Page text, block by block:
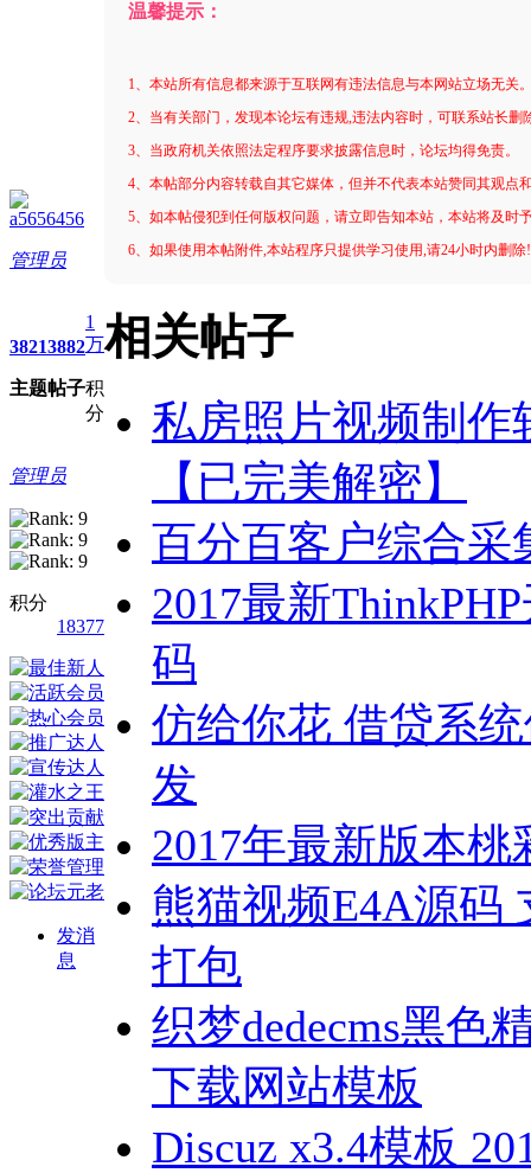
a5656456
管理员
3821
主题
3882
帖子
1
万
积
分
管理员
积分
18377
发消
息
温馨提示：
1、本站所有信息都来源于互联网有违法信息与本网站立场无关
2、当有关部门，发现本论坛有违规,违法内容时，可联系站长删
3、当政府机关依照法定程序要求披露信息时，论坛均得免责。
4、本帖部分内容转载自其它媒体，但并不代表本站赞同其观点
5、如本帖侵犯到任何版权问题，请立即告知本站，本站将及时
6、如果使用本帖附件,本站程序只提供学习使用,请24小时内删
相关帖子
私房照片视频制作
【已完美解密】
百分百客户综合采
2017最新
码
仿给你花 借贷系
发
2017年最新版本
熊猫视频E4A源码
打包
织梦dedecms黑色
下载网站模板
Discuz x3.4模板